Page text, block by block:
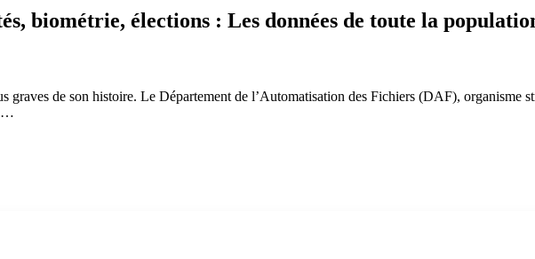
biométrie, élections : Les données de toute la
graves de son histoire. Le Département de l’Automatisation des Fichiers (DAF), organisme